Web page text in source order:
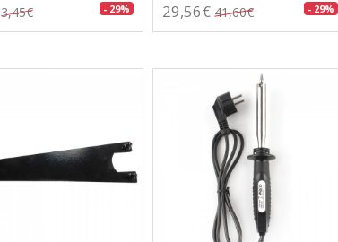
3,45€ - 29% 29,56€ 41,60€ - 29%